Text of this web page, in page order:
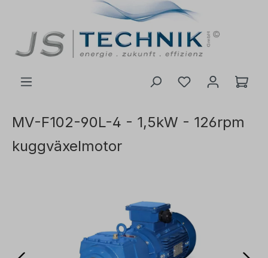
MV-F102-90L-4 - 1,5kW - 126rpm
kuggväxelmotor